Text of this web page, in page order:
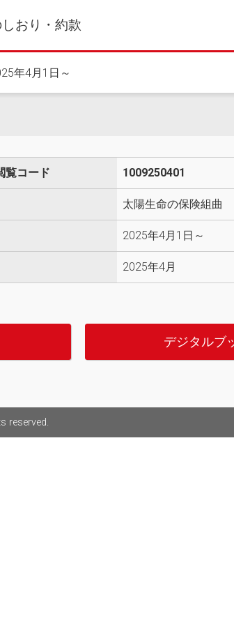
おり・約款
年4月1日～
覧コード 1009250401
太陽生命の保険組曲
2025年4月1日～
2025年4月
デジタルブ
reserved.